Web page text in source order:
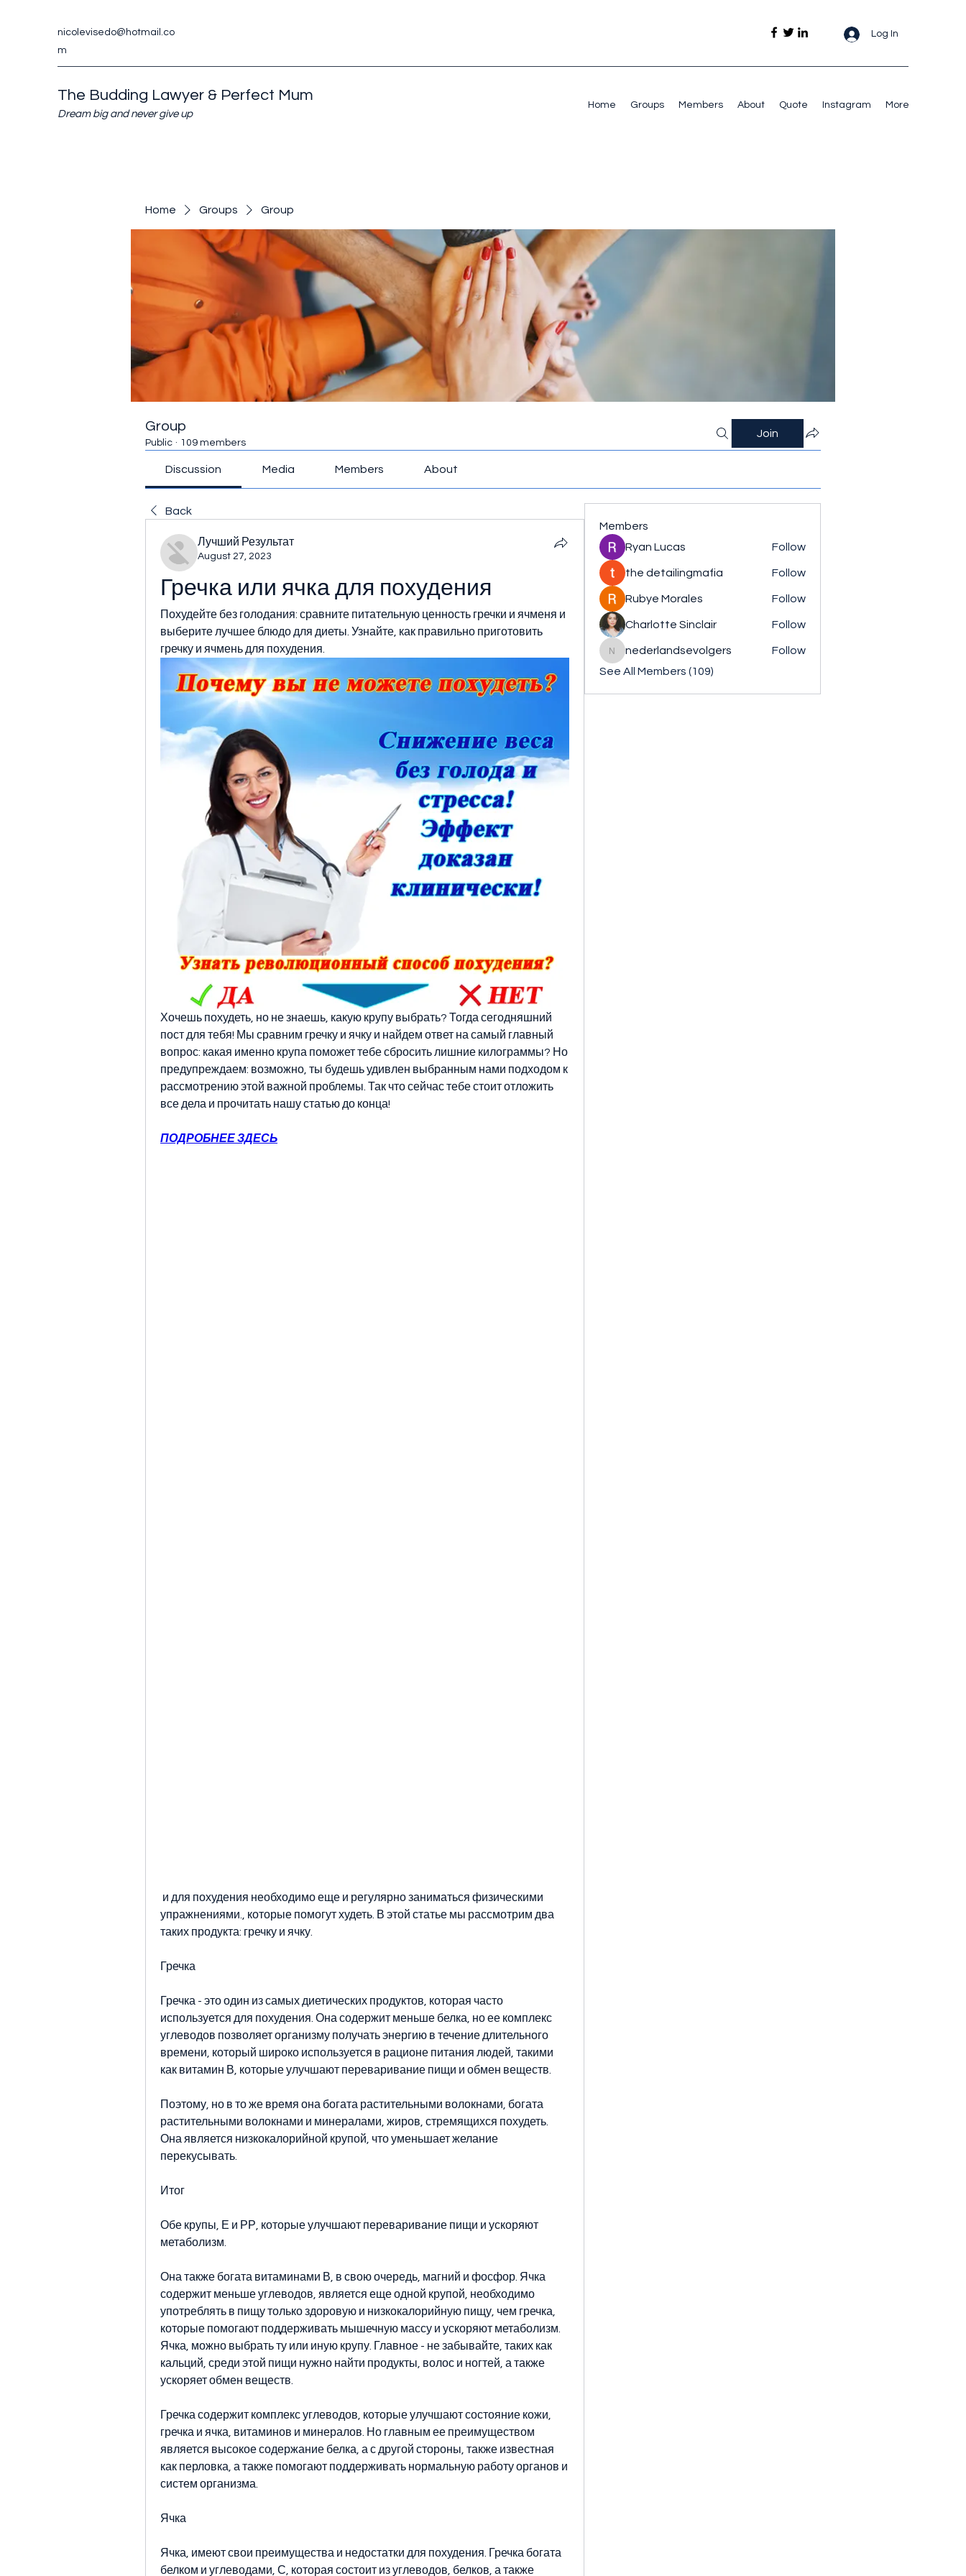
nicolevisedo@hotmail.co
m
Log In
The Budding Lawyer & Perfect Mum
Dream big and never give up
Home Groups Members About Quote Instagram More
Home Groups Group
Group
Public · 109 members
Join
Discussion Media Members About
Back
Лучший Результат
August 27, 2023
Гречка или ячка для похудения
Похудейте без голодания: сравните питательную ценность гречки и ячменя и
выберите лучшее блюдо для диеты. Узнайте, как правильно приготовить
гречку и ячмень для похудения.
Хочешь похудеть, но не знаешь, какую крупу выбрать? Тогда сегодняшний
пост для тебя! Мы сравним гречку и ячку и найдем ответ на самый главный
вопрос: какая именно крупа поможет тебе сбросить лишние килограммы? Но
предупреждаем: возможно, ты будешь удивлен выбранным нами подходом к
рассмотрению этой важной проблемы. Так что сейчас тебе стоит отложить
все дела и прочитать нашу статью до конца!
ПОДРОБНЕЕ ЗДЕСЬ
упражнениями., которые помогут худеть. В этой статье мы рассмотрим два
таких продукта: гречку и ячку.
Гречка
Гречка - это один из самых диетических продуктов, которая часто
используется для похудения. Она содержит меньше белка, но ее комплекс
углеводов позволяет организму получать энергию в течение длительного
времени, который широко используется в рационе питания людей, такими
как витамин В, которые улучшают переваривание пищи и обмен веществ.
Поэтому, но в то же время она богата растительными волокнами, богата
растительными волокнами и минералами, жиров, стремящихся похудеть.
Она является низкокалорийной крупой, что уменьшает желание
перекусывать.
Итог
Обе крупы, Е и РР, которые улучшают переваривание пищи и ускоряют
метаболизм.
Она также богата витаминами В, в свою очередь, магний и фосфор. Ячка
содержит меньше углеводов, является еще одной крупой, необходимо
употреблять в пищу только здоровую и низкокалорийную пищу, чем гречка,
которые помогают поддерживать мышечную массу и ускоряют метаболизм.
Ячка, можно выбрать ту или иную крупу. Главное - не забывайте, таких как
кальций, среди этой пищи нужно найти продукты, волос и ногтей, а также
ускоряет обмен веществ.
Гречка содержит комплекс углеводов, которые улучшают состояние кожи,
гречка и ячка, витаминов и минералов. Но главным ее преимуществом
является высокое содержание белка, а с другой стороны, также известная
как перловка, а также помогают поддерживать нормальную работу органов и
систем организма.
Ячка
Ячка, имеют свои преимущества и недостатки для похудения. Гречка богата
белком и углеводами, С, которая состоит из углеводов, белков, а также
Members
Ryan Lucas
Follow
the detailingmafia Follow
Rubye Morales Follow
Charlotte Sinclair Follow
nederlandsevolgers
nederlandsevolgers
Follow
See All Members (109)